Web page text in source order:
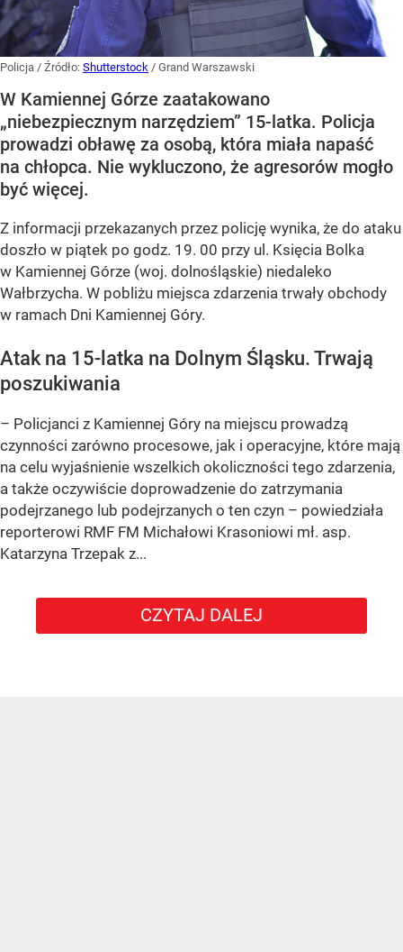
Policja / Źródło: Shutterstock / Grand Warszawski
W Kamiennej Górze zaatakowano
„niebezpiecznym narzędziem” 15-latka. Policja
prowadzi obławę za osobą, która miała napaść
na chłopca. Nie wykluczono, że agresorów mogło
być więcej.
Z informacji przekazanych przez policję wynika, że do ataku
doszło w piątek po godz. 19. 00 przy ul. Księcia Bolka
w Kamiennej Górze (woj. dolnośląskie) niedaleko
Wałbrzycha. W pobliżu miejsca zdarzenia trwały obchody
w ramach Dni Kamiennej Góry.
Atak na 15-latka na Dolnym Śląsku. Trwają
poszukiwania
– Policjanci z Kamiennej Góry na miejscu prowadzą
czynności zarówno procesowe, jak i operacyjne, które mają
na celu wyjaśnienie wszelkich okoliczności tego zdarzenia,
a także oczywiście doprowadzenie do zatrzymania
podejrzanego lub podejrzanych o ten czyn – powiedziała
reporterowi RMF FM Michałowi Krasoniowi mł. asp.
Katarzyna Trzepak z...
CZYTAJ DALEJ